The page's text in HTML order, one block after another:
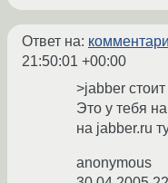
Ответ на:
21:50:01 +00:00
>jabber
Это у тебя
на jabber.ru
anonymous